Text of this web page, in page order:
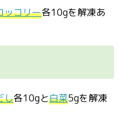
ッコリー各10gを解凍あ
し各10gと白菜5gを解凍